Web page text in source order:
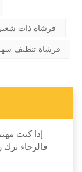
فرشاة ذات
فرشاة تنظيف
إذا كنت
فالرجاء